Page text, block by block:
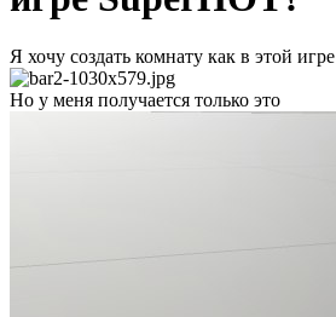
Я хочу создать комнату как в этой игре
Но у меня получается только это